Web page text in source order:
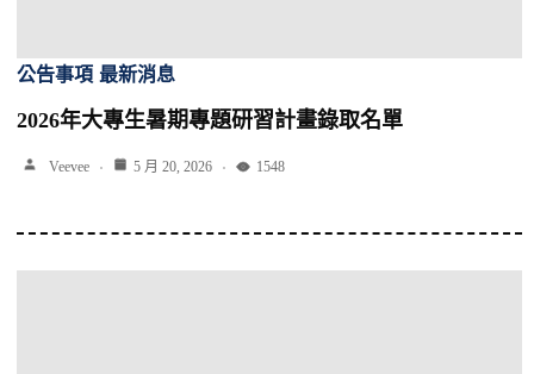
公告事項 最新消息
2026年大專生暑期專題研習計畫錄取名單
Veevee 5 月 20, 2026 1548